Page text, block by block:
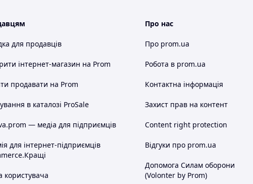
для продавців
інтернет-магазин на Prom
продавати на Prom
в каталозі ProSale
— медіа для підприємців
для інтернет-підприємців
користувача
Про нас
Про prom.ua
Робота в prom.ua
Контактна інформація
Захист прав на контент
Content right protection
Відгуки про prom.ua
Допомога Силам оборони
(Volonter by Prom)